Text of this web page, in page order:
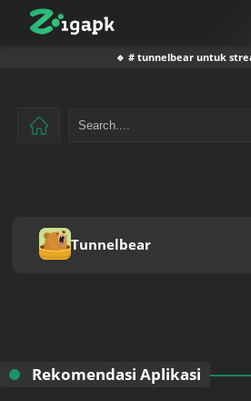
🔹 # tunnelbear untuk
Tunnelbear
Rekomendasi Aplikasi